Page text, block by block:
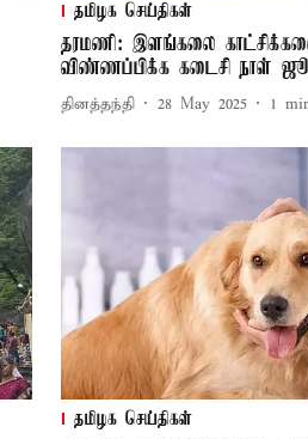
தமிழக செய்திகள்
தரமணி: இளங்கலை
விண்ணப்பிக்க கடைசி நாள்
தினத்தந்தி 28 May 2025 1
தமிழக செய்திகள்